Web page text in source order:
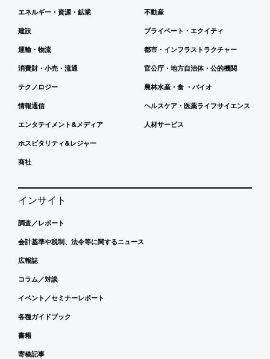
エネルギー・資源・鉱業
建設
運輸・物流
消費財・小売・流通
テクノロジー
情報通信
エンタテイメント&メディア
ホスピタリティ&レジャー
商社
不動産
プライベート・エクイティ
都市・インフラストラクチャー
官公庁・地方自治体・公的機関
農林水産・食 ・バイオ
ヘルスケア・医薬ライフサイエンス
人材サービス
インサイト
調査／レポート
会計基準や税制、法令等に関するニュース
広報誌
コラム／対談
イベント／セミナーレポート
各種ガイドブック
書籍
寄稿記事